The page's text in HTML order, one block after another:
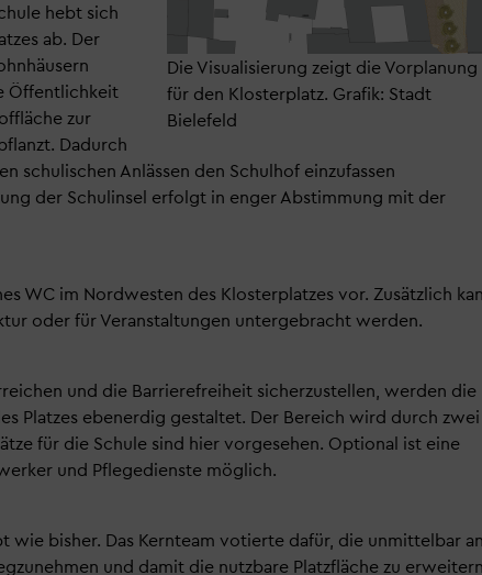
Die Visualisierung zeigt die Vorplanung
für den Klosterplatz. Grafik: Stadt
Bielefeld
hebt sich
ab. Der
Öffentlichkeit
zur
Dadurch
schulischen Anlässen den Schulhof einzufassen
der Schulinsel erfolgt in enger Abstimmung mit der
WC im Nordwesten des Klosterplatzes vor. Zusätzlich
oder für Veranstaltungen untergebracht werden.
und die Barrierefreiheit sicherzustellen, werden die
Platzes ebenerdig gestaltet. Der Bereich wird durch zwei
für die Schule sind hier vorgesehen. Optional ist eine
und Pflegedienste möglich.
wie bisher. Das Kernteam votierte dafür, die unmittelbar
und damit die nutzbare Platzfläche zu